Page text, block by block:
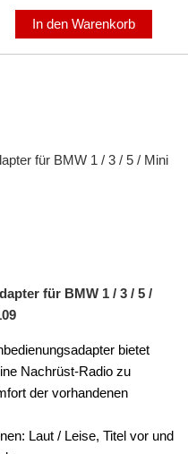
In den Warenkorb
für BMW 1 / 3 / 5 /
bietet
Nachrüst-Radio zu
der vorhandenen
Laut / Leise, Titel vor und